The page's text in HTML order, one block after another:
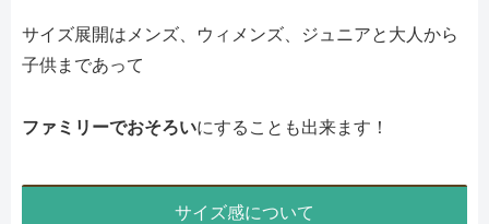
サイズ展開はメンズ、ウィメンズ、ジュニアと大人から
子供まであって
ファミリーでおそろいにすることも出来ます！
サイズ感について